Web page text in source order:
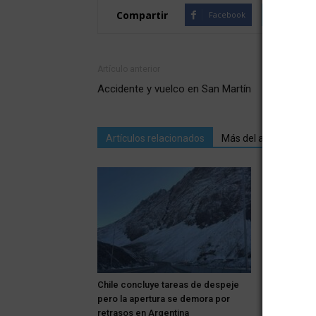
Compartir Facebook
Accidente y vuelco en San Martín
Artículos relacionados Más del autor
Chile concluye tareas de despeje
pero la apertura se demora por
retrasos en Argentina